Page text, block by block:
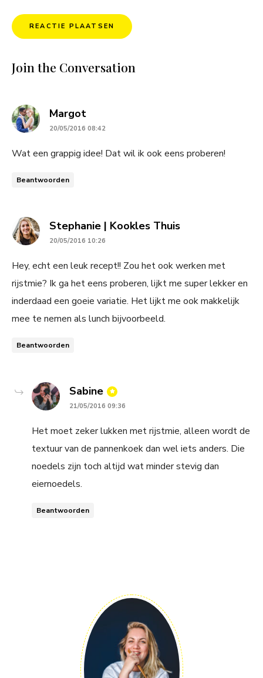
Join the Conversation
Margotsays:
20/05/2016 08:42
Wat een grappig idee! Dat wil ik ook eens proberen!
Beantwoorden
Stephanie | Kookles Thuissays:
20/05/2016 10:26
Hey, echt een leuk recept!! Zou het ook werken met
rijstmie? Ik ga het eens proberen, lijkt me super lekker en
inderdaad een goeie variatie. Het lijkt me ook makkelijk
mee te nemen als lunch bijvoorbeeld.
Beantwoorden
Sabine says:
21/05/2016 09:36
Het moet zeker lukken met rijstmie, alleen wordt de
textuur van de pannenkoek dan wel iets anders. Die
noedels zijn toch altijd wat minder stevig dan
eiernoedels.
Beantwoorden